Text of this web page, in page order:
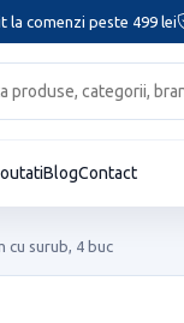
la comenzi peste 499 lei
BlogContact
cu surub, 4 buc